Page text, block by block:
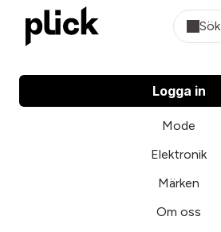
Sök
Logga in
Mode
Elektronik
Märken
Om oss